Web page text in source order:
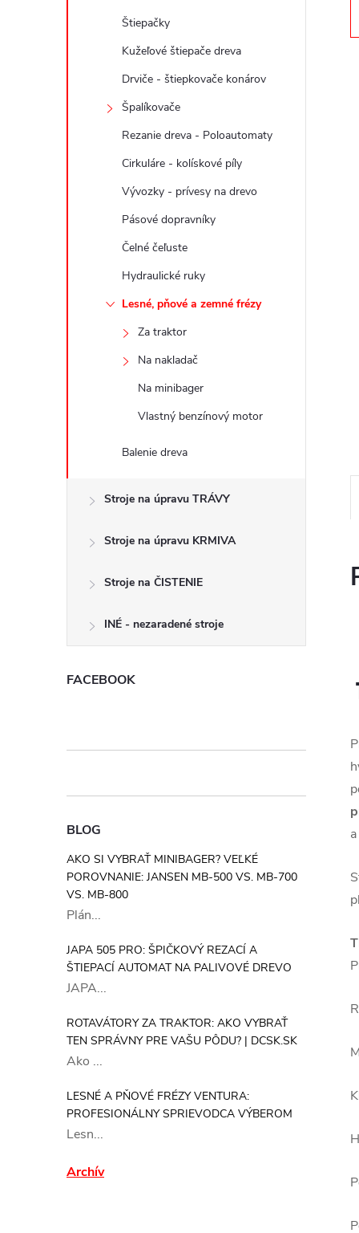
Štiepačky
Kužeľové štiepače dreva
Drviče - štiepkovače konárov
Špalíkovače
Rezanie dreva - Poloautomaty
Cirkuláre - kolískové píly
Vývozky - prívesy na drevo
Pásové dopravníky
Čelné čeľuste
Hydraulické ruky
Lesné, pňové a zemné frézy
Za traktor
Na nakladač
Na minibager
Vlastný benzínový motor
Balenie dreva
Stroje na úpravu TRÁVY
Stroje na úpravu KRMIVA
Stroje na ČISTENIE
INÉ - nezaradené stroje
FACEBOOK
BLOG
AKO SI VYBRAŤ MINIBAGER? VEĽKÉ
POROVNANIE: JANSEN MB-500 VS. MB-700
VS. MB-800
Plán...
JAPA 505 PRO: ŠPIČKOVÝ REZACÍ A
ŠTIEPACÍ AUTOMAT NA PALIVOVÉ DREVO
JAPA...
ROTAVÁTORY ZA TRAKTOR: AKO VYBRAŤ
TEN SPRÁVNY PRE VAŠU PÔDU? | DCSK.SK
Ako ...
LESNÉ A PŇOVÉ FRÉZY VENTURA:
PROFESIONÁLNY SPRIEVODCA VÝBEROM
Lesn...
Archív